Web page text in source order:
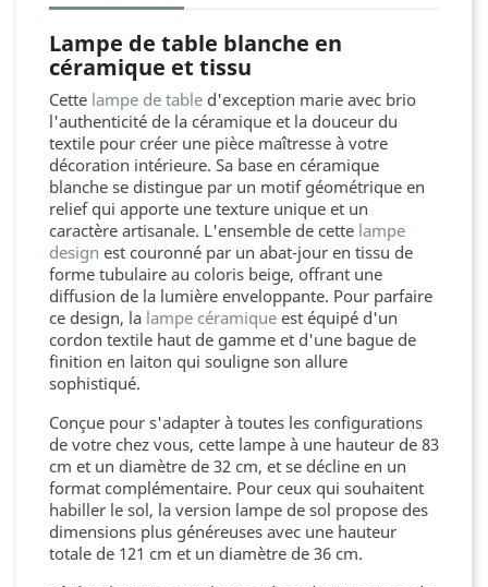
Lampe de table blanche en
céramique et tissu
Cette lampe de table d'exception marie avec brio
l'authenticité de la céramique et la douceur du
textile pour créer une pièce maîtresse à votre
décoration intérieure. Sa base en céramique
blanche se distingue par un motif géométrique en
relief qui apporte une texture unique et un
caractère artisanale. L'ensemble de cette lampe
design est couronné par un abat-jour en tissu de
forme tubulaire au coloris beige, offrant une
diffusion de la lumière enveloppante. Pour parfaire
ce design, la lampe céramique est équipé d'un
cordon textile haut de gamme et d'une bague de
finition en laiton qui souligne son allure
sophistiqué.
Conçue pour s'adapter à toutes les configurations
de votre chez vous, cette lampe à une hauteur de 83
cm et un diamètre de 32 cm, et se décline en un
format complémentaire. Pour ceux qui souhaitent
habiller le sol, la version lampe de sol propose des
dimensions plus généreuses avec une hauteur
totale de 121 cm et un diamètre de 36 cm.